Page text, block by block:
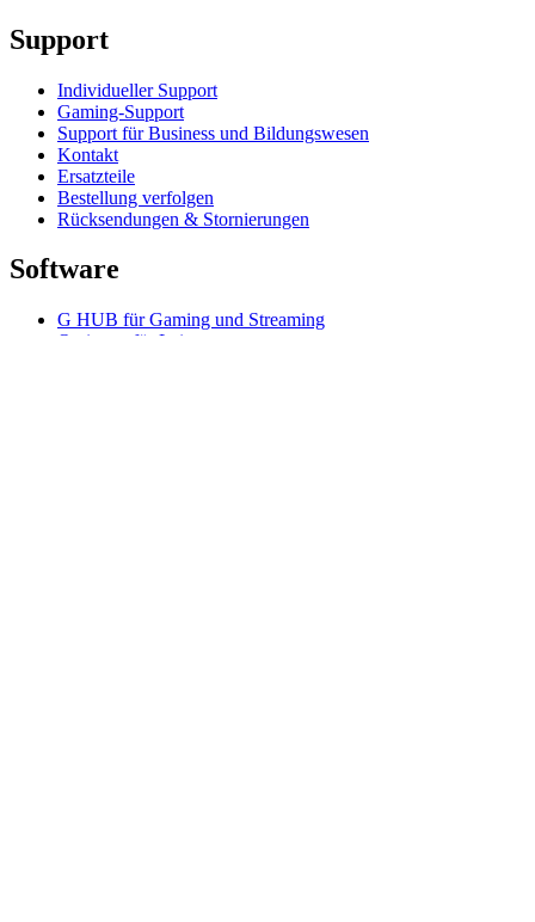
Support
Individueller Support
Gaming-Support
Support für Business und Bildungswesen
Kontakt
Ersatzteile
Bestellung verfolgen
Rücksendungen & Stornierungen
Software
G HUB für Gaming und Streaming
Options+ für Leistung